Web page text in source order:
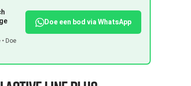
Doe
Doe een bod via WhatsApp